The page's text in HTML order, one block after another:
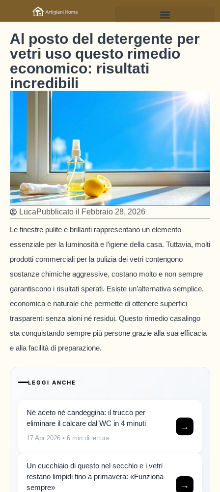
Al posto del detergente per
vetri uso questo rimedio
economico: risultati
incredibili
LucaPubblicato il Febbraio 28, 2026
Le finestre pulite e brillanti rappresentano un elemento
essenziale per la luminosità e l’igiene della casa. Tuttavia, molti
prodotti commerciali per la pulizia dei vetri contengono
sostanze chimiche aggressive, costano molto e non sempre
garantiscono i risultati sperati. Esiste un’alternativa semplice,
economica e naturale che permette di ottenere superfici
trasparenti senza aloni né residui. Questo rimedio casalingo
sta conquistando sempre più persone grazie alla sua efficacia
e alla facilità di preparazione.
LEGGI ANCHE
Né aceto né candeggina: il trucco per
eliminare il calcare dal WC in 4 minuti
17 Apr 2026 • 6 min di lettura
→
Un cucchiaio di questo nel secchio e i vetri
restano limpidi fino a primavera: «Funziona
sempre»
→